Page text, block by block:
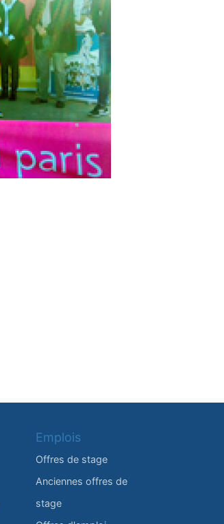
Emplois
Offres de stage
Anciennes offres de
stage